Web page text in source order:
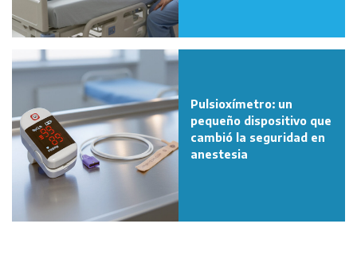
Pulsioxímetro: un
pequeño dispositivo que
cambió la seguridad en
anestesia